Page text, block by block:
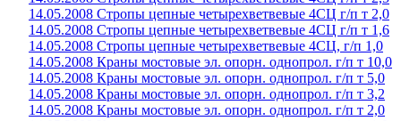
14.05.2008 Стропы цепные четырехветвевые 4СЦ г/п т 2,0
14.05.2008 Стропы цепные четырехветвевые 4СЦ г/п т 1,6
14.05.2008 Стропы цепные четырехветвевые 4СЦ, г/п 1,0
14.05.2008 Краны мостовые эл. опорн. однопрол. г/п т 10,0
14.05.2008 Краны мостовые эл. опорн. однопрол. г/п т 5,0
14.05.2008 Краны мостовые эл. опорн. однопрол. г/п т 3,2
14.05.2008 Краны мостовые эл. опорн. однопрол. г/п т 2,0